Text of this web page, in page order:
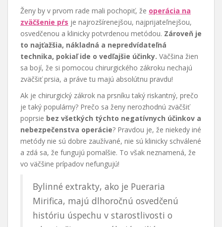
Ženy by v prvom rade mali pochopiť, že operácia na
zväčšenie pŕs je najrozšírenejšou, najprijateľnejšou,
osvedčenou a klinicky potvrdenou metódou. Zároveň je
to najťažšia, nákladná a nepredvídateľná
technika, pokiaľ ide o vedľajšie účinky. Väčšina žien
sa bojí, že si pomocou chirurgického zákroku nechajú
zväčšiť prsia, a práve tu majú absolútnu pravdu!
Ak je chirurgický zákrok na prsníku taký riskantný, prečo
je taký populárny? Prečo sa ženy nerozhodnú zväčšiť
poprsie bez všetkých týchto negatívnych účinkov a
nebezpečenstva operácie? Pravdou je, že niekedy iné
metódy nie sú dobre zaužívané, nie sú klinicky schválené
a zdá sa, že fungujú pomalšie. To však neznamená, že
vo väčšine prípadov nefungujú!
Bylinné extrakty, ako je Pueraria
Mirifica, majú dlhoročnú osvedčenú
históriu úspechu v starostlivosti o